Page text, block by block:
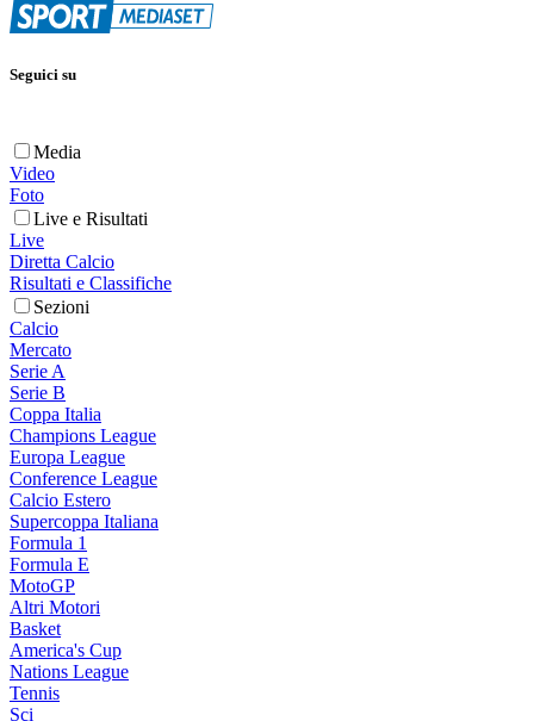
Seguici su
Media
Video
Foto
Live e Risultati
Live
Diretta Calcio
Risultati e Classifiche
Sezioni
Calcio
Mercato
Serie A
Serie B
Coppa Italia
Champions League
Europa League
Conference League
Calcio Estero
Supercoppa Italiana
Formula 1
Formula E
MotoGP
Altri Motori
Basket
America's Cup
Nations League
Tennis
Sci